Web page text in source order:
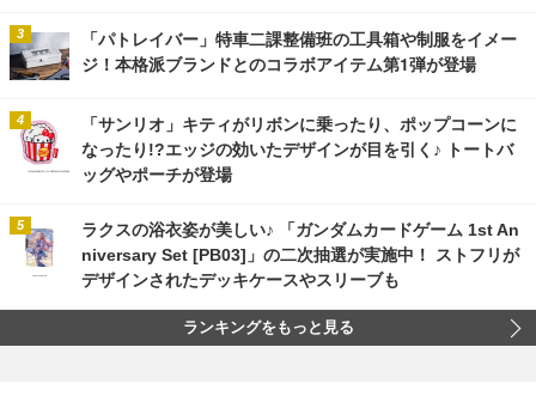
「パトレイバー」特車二課整備班の工具箱や制服をイメー
ジ！本格派ブランドとのコラボアイテム第1弾が登場
「サンリオ」キティがリボンに乗ったり、ポップコーンに
なったり!?エッジの効いたデザインが目を引く♪ トートバ
ッグやポーチが登場
ラクスの浴衣姿が美しい♪ 「ガンダムカードゲーム 1st An
niversary Set [PB03]」の二次抽選が実施中！ ストフリが
デザインされたデッキケースやスリーブも
ランキングをもっと見る